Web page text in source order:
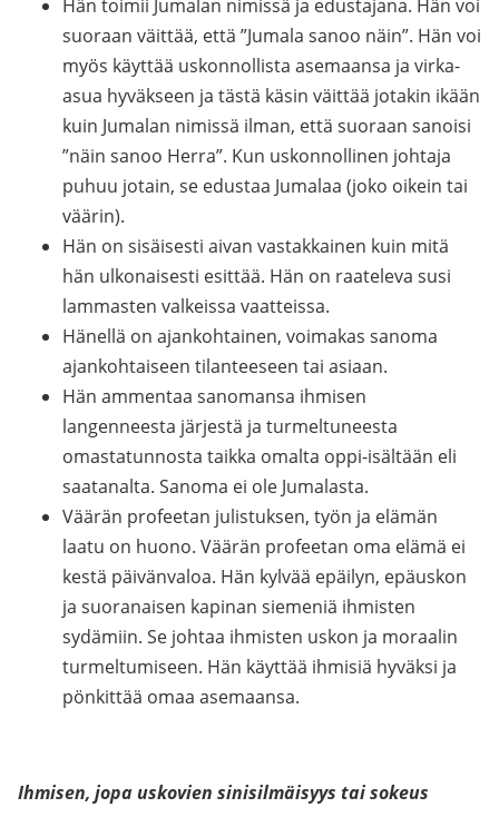
Hän toimii Jumalan nimissä ja edustajana. Hän voi
suoraan väittää, että ”Jumala sanoo näin”. Hän voi
myös käyttää uskonnollista asemaansa ja virka-
asua hyväkseen ja tästä käsin väittää jotakin ikään
kuin Jumalan nimissä ilman, että suoraan sanoisi
”näin sanoo Herra”. Kun uskonnollinen johtaja
puhuu jotain, se edustaa Jumalaa (joko oikein tai
väärin).
Hän on sisäisesti aivan vastakkainen kuin mitä
hän ulkonaisesti esittää. Hän on raateleva susi
lammasten valkeissa vaatteissa.
Hänellä on ajankohtainen, voimakas sanoma
ajankohtaiseen tilanteeseen tai asiaan.
Hän ammentaa sanomansa ihmisen
langenneesta järjestä ja turmeltuneesta
omastatunnosta taikka omalta oppi-isältään eli
saatanalta. Sanoma ei ole Jumalasta.
Väärän profeetan julistuksen, työn ja elämän
laatu on huono. Väärän profeetan oma elämä ei
kestä päivänvaloa. Hän kylvää epäilyn, epäuskon
ja suoranaisen kapinan siemeniä ihmisten
sydämiin. Se johtaa ihmisten uskon ja moraalin
turmeltumiseen. Hän käyttää ihmisiä hyväksi ja
pönkittää omaa asemaansa.
Ihmisen, jopa uskovien sinisilmäisyys tai sokeus